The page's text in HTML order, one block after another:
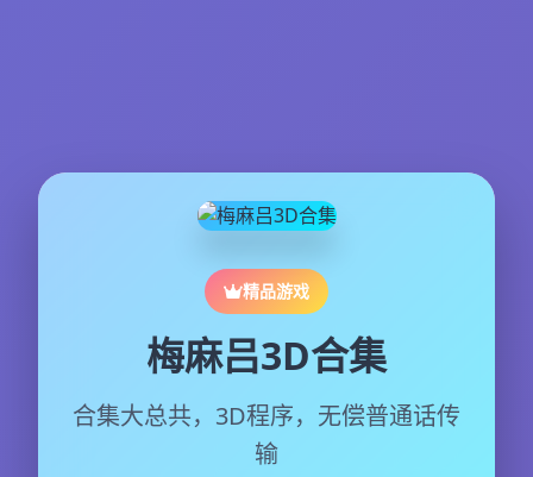
精品游戏
梅麻吕3D合集
合集大总共，3D程序，无偿普通话传
输